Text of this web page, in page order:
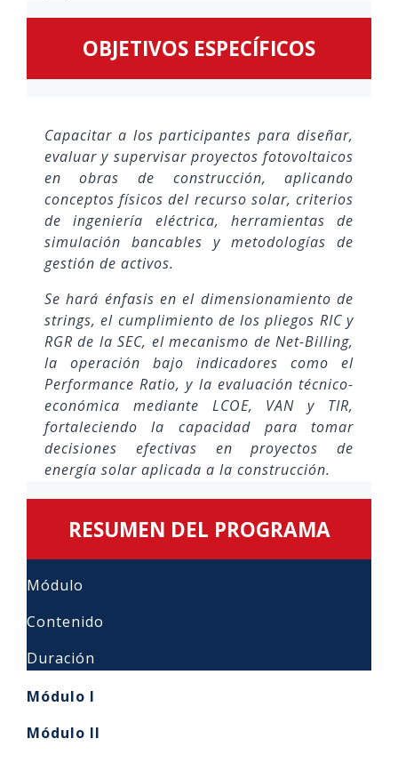
OBJETIVOS ESPECÍFICOS
Capacitar a los participantes para diseñar,
evaluar y supervisar proyectos fotovoltaicos
en obras de construcción, aplicando
conceptos físicos del recurso solar, criterios
de ingeniería eléctrica, herramientas de
simulación bancables y metodologías de
gestión de activos.
Se hará énfasis en el dimensionamiento de
strings, el cumplimiento de los pliegos RIC y
RGR de la SEC, el mecanismo de Net-Billing,
la operación bajo indicadores como el
Performance Ratio, y la evaluación técnico-
económica mediante LCOE, VAN y TIR,
fortaleciendo la capacidad para tomar
decisiones efectivas en proyectos de
energía solar aplicada a la construcción.
RESUMEN DEL PROGRAMA
Módulo
Contenido
Duración
Módulo I
Módulo II